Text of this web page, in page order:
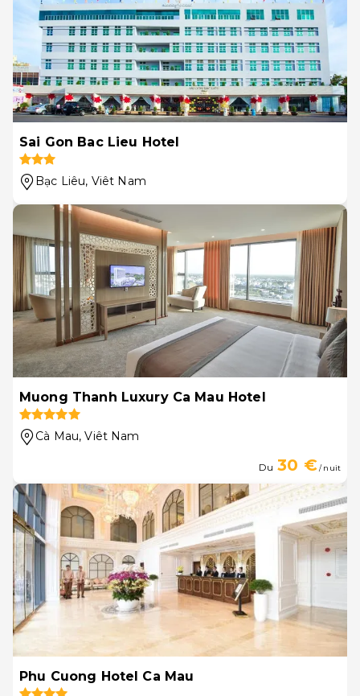
Sai Gon Bac Lieu Hotel
Bạc Liêu, Viêt Nam
Muong Thanh Luxury Ca Mau Hotel
Cà Mau, Viêt Nam
Du 30 €/ nuit
Phu Cuong Hotel Ca Mau